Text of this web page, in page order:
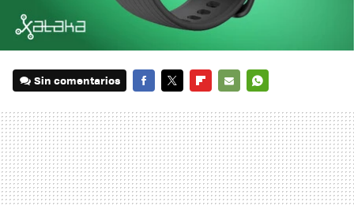
Sin comentarios
MAIL